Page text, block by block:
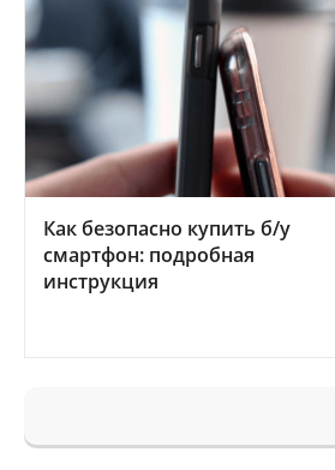
Как безопасно купить б/у
смартфон: подробная
инструкция